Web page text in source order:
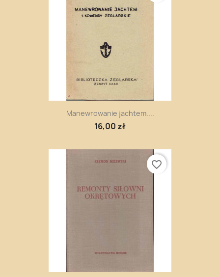
Manewrowanie jachtem....
16,00 zł
favorite_border